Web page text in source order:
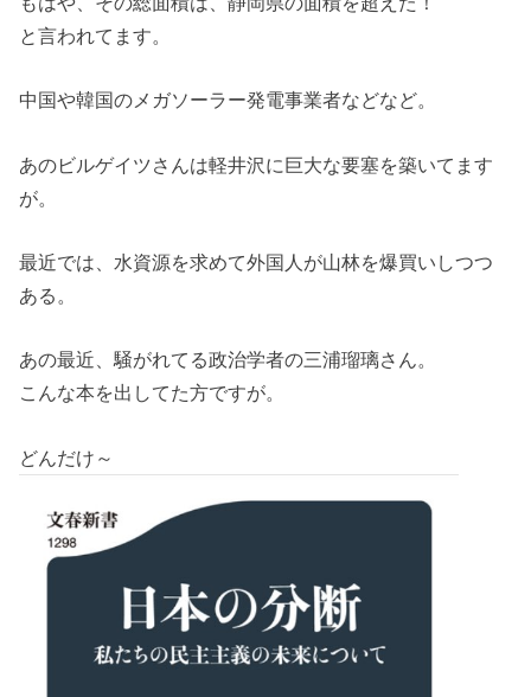
と言われてます。
中国や韓国のメガソーラー発電事業者などなど。
あのビルゲイツさんは軽井沢に巨大な要塞を築いてます
が。
最近では、水資源を求めて外国人が山林を爆買いしつつ
ある。
あの最近、騒がれてる政治学者の三浦瑠璃さん。
こんな本を出してた方ですが。
どんだけ～